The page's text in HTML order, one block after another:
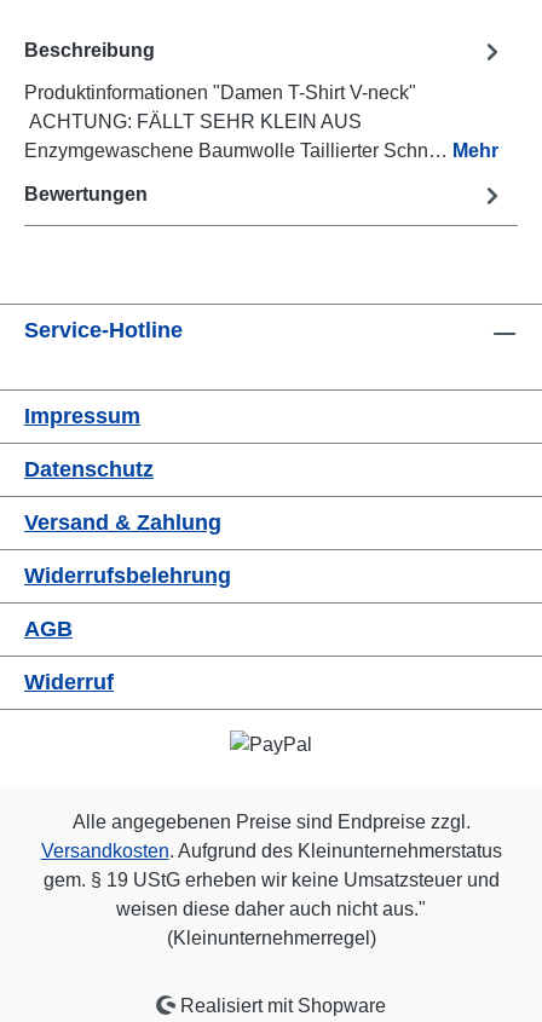
Beschreibung
Produktinformationen "Damen T-Shirt V-neck"
ACHTUNG: FÄLLT SEHR KLEIN AUS
Enzymgewaschene Baumwolle Taillierter Schn… Mehr
Bewertungen
Service-Hotline
Impressum
Datenschutz
Versand & Zahlung
Widerrufsbelehrung
AGB
Widerruf
Alle angegebenen Preise sind Endpreise zzgl.
Versandkosten. Aufgrund des Kleinunternehmerstatus
gem. § 19 UStG erheben wir keine Umsatzsteuer und
weisen diese daher auch nicht aus."
(Kleinunternehmerregel)
Realisiert mit Shopware